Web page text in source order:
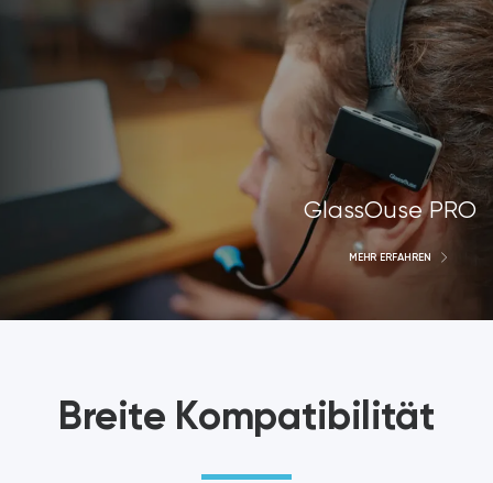
GlassOuse PRO
MEHR ERFAHREN
Breite Kompatibilität